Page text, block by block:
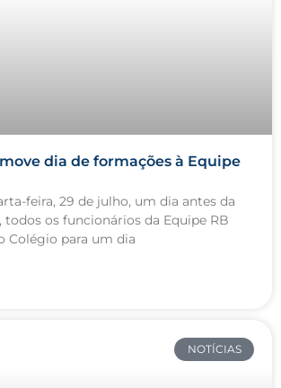
dia de formações à Equipe
feira, 29 de julho, um dia antes da
todos os funcionários da Equipe RB
Colégio para um dia
NOTÍCIAS